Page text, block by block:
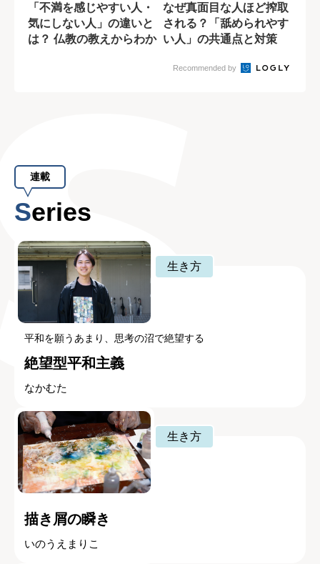
「不満を感じやすい人・
気にしない人」の違いと
は？ 仏教の教えからわか
なぜ真面目な人ほど搾取
される？「舐められやす
い人」の共通点と対策
Recommended by
連載
Series
生き方
平和を願うあまり、思考の沼で絶望する
絶望型平和主義
なかむた
生き方
描き屑の瞬き
いのうえまりこ